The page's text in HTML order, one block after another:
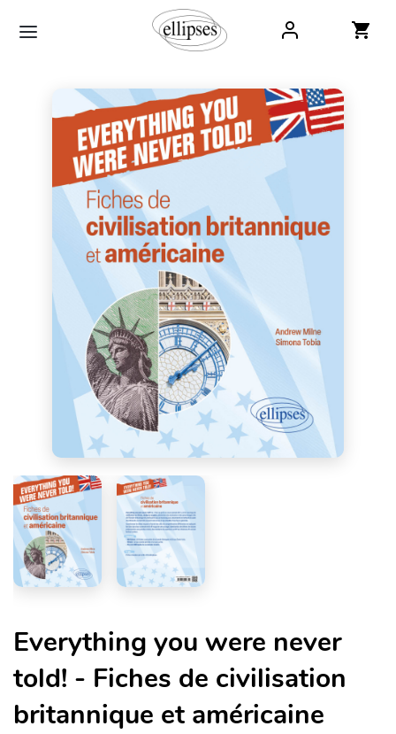
Everything you were never
told! - Fiches de civilisation
britannique et américaine